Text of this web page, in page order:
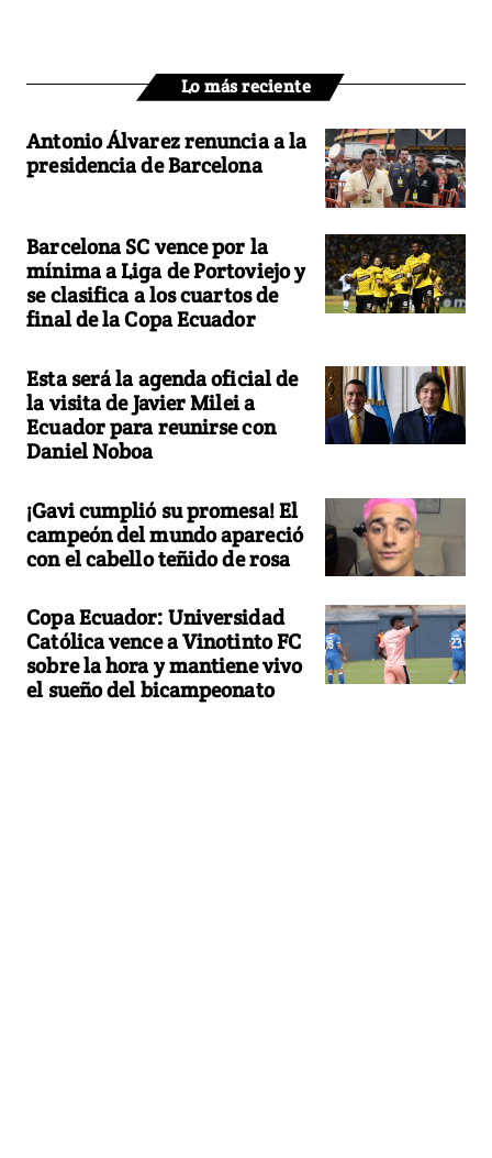
Lo más reciente
Antonio Álvarez renuncia a la
presidencia de Barcelona
Barcelona SC vence por la
mínima a Liga de Portoviejo y
se clasifica a los cuartos de
final de la Copa Ecuador
Esta será la agenda oficial de
la visita de Javier Milei a
Ecuador para reunirse con
Daniel Noboa
¡Gavi cumplió su promesa! El
campeón del mundo apareció
con el cabello teñido de rosa
Copa Ecuador: Universidad
Católica vence a Vinotinto FC
sobre la hora y mantiene vivo
el sueño del bicampeonato